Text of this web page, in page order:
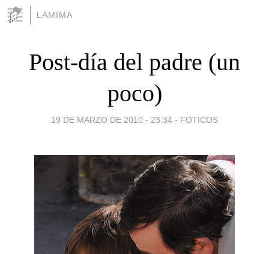
LAMIMA
Post-día del padre (un
poco)
19 DE MARZO DE 2010 - 23:34 - FOTICOS